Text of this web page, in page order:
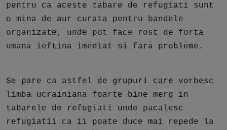
pentru ca aceste tabare de refugiati sunt
o mina de aur curata pentru bandele
organizate, unde pot face rost de forta
umana ieftina imediat si fara probleme.
Se pare ca astfel de grupuri care vorbesc
limba ucrainiana foarte bine merg in
tabarele de refugiati unde pacalesc
refugiatii ca ii poate duce mai repede la